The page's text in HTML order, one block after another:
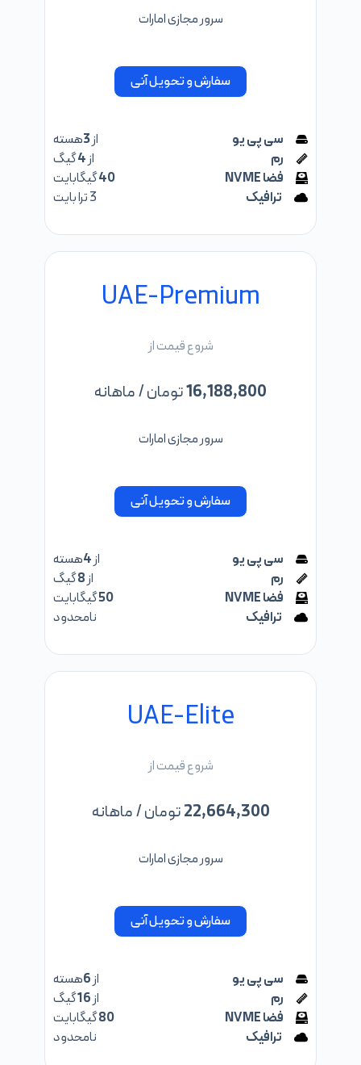
سرور مجازی امارات
سفارش و تحویل آنی
از3 هسته
از4گیگ
40گیگابایت
3 ترا بایت
سی پی یو
رم
فضا NVME
ترافیک
UAE-Premium
شروع قیمت از
16,188,800تومان / ماهانه
سرور مجازی امارات
سفارش و تحویل آنی
از4 هسته
از8گیگ
50گیگابایت
نامحدود
سی پی یو
رم
فضا NVME
ترافیک
UAE-Elite
شروع قیمت از
22,664,300تومان / ماهانه
سرور مجازی امارات
سفارش و تحویل آنی
از6 هسته
از16گیگ
80گیگابایت
نامحدود
سی پی یو
رم
فضا NVME
ترافیک